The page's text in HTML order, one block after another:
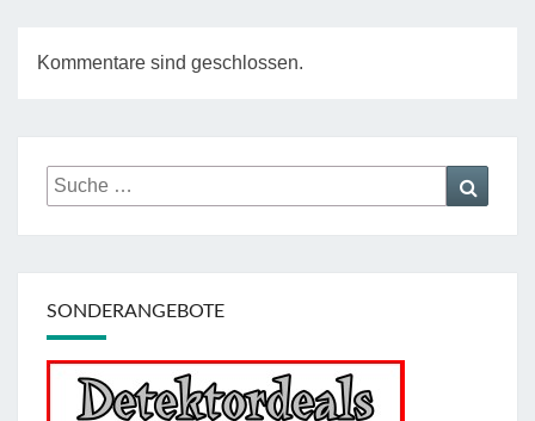
Kommentare sind geschlossen.
Suche
nach:
SONDERANGEBOTE